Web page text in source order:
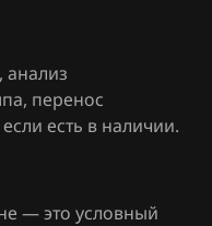
анализ
перенос
есть в наличии.
— это условный